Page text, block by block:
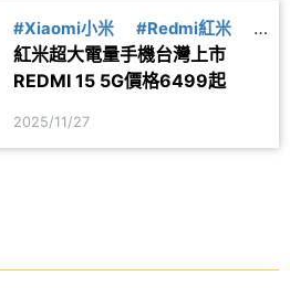
#Xiaomi小米 #Redmi紅米
#
上市
紅米超大電量手機台灣上市
REDMI 15 5G價格6499起
2025/11/27